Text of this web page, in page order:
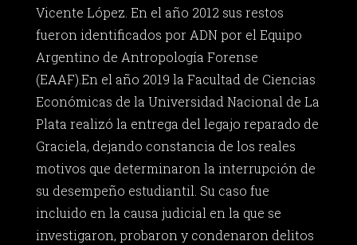
Vicente López. En el año 2012 sus restos
fueron identificados por ADN por el Equipo
Argentino de Antropología Forense
(EAAF).En el año 2019 la Facultad de Ciencias
Económicas de la Universidad Nacional de La
Plata realizó la entrega del legajo reparado de
Graciela, dejando constancia de los reales
motivos que determinaron la interrupción de
su desempeño estudiantil. Su caso fue
incluido en la causa judicial en la que se
investigaron, probaron y condenaron delitos